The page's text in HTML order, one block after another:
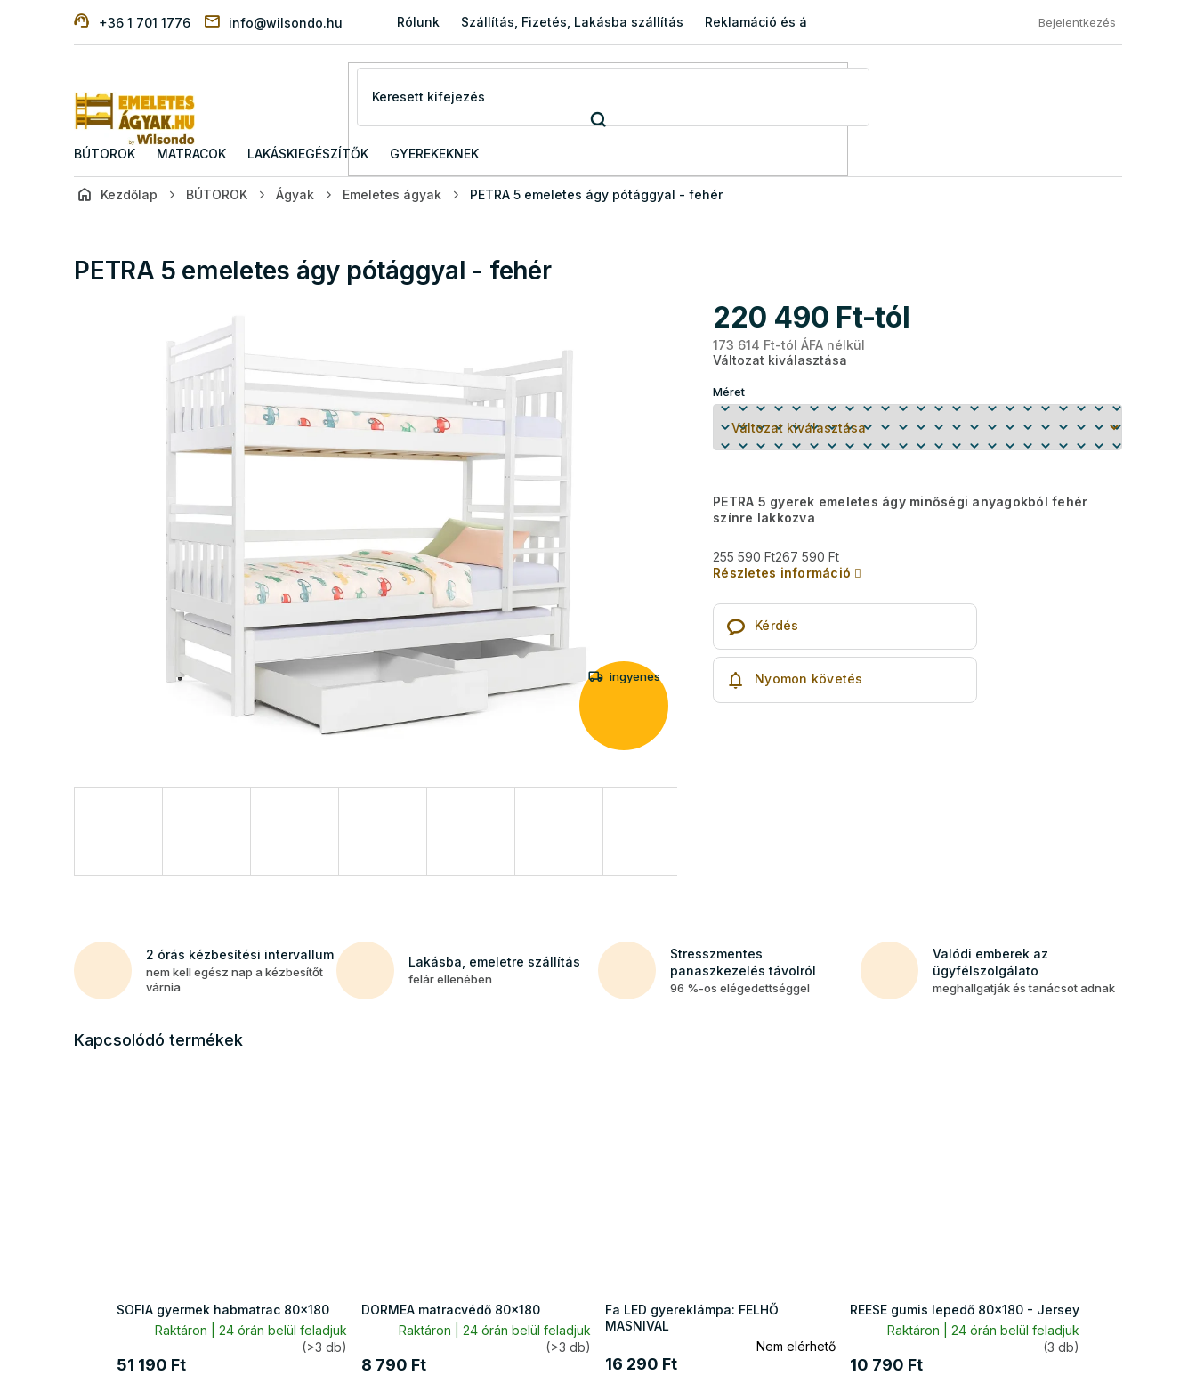
+36 1 701 1776 info@wilsondo.hu Rólunk Szállítás, Fizetés, Lakásba szállítás Reklamáció és áru visszaküldése Általános Szerződési Feltételek
Bejelentkezés
BÚTOROK MATRACOK LAKÁSKIEGÉSZÍTŐK GYEREKEKNEK
Kezdőlap BÚTOROK Ágyak Emeletes ágyak PETRA 5 emeletes ágy pótággyal - fehér
PETRA 5 emeletes ágy pótággyal - fehér
ingyenes
220 490 Ft-tól
173 614 Ft-tól ÁFA nélkül
Változat kiválasztása
Méret
PETRA 5 gyerek emeletes ágy minőségi anyagokból fehér
színre lakkozva
255 590 Ft267 590 Ft
Részletes információ
Kérdés
Nyomon követés
2 órás kézbesítési intervallum
nem kell egész nap a kézbesítőt
várnia
Lakásba, emeletre szállítás
felár ellenében
Stresszmentes
panaszkezelés távolról
96 %-os elégedettséggel
Valódi emberek az
ügyfélszolgálato
meghallgatják és tanácsot adnak
Kapcsolódó termékek
SOFIA gyermek habmatrac 80x180
Raktáron | 24 órán belül feladjuk
(>3 db)
51 190 Ft
DORMEA matracvédő 80x180
Raktáron | 24 órán belül feladjuk
(>3 db)
8 790 Ft
Fa LED gyereklámpa: FELHŐ
MASNIVAL
Nem elérhető
16 290 Ft
REESE gumis lepedő 80x180 - Jersey
Raktáron | 24 órán belül feladjuk
(3 db)
10 790 Ft